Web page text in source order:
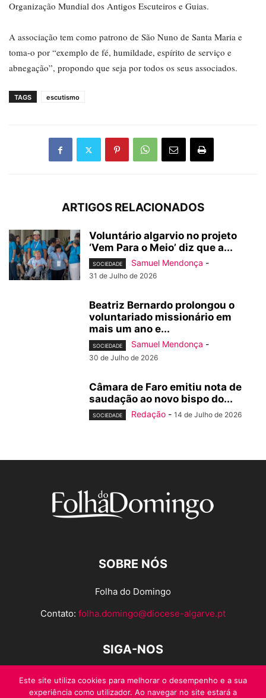
Organização Mundial dos Antigos Escuteiros e Guias.
A associação tem como patrono de São Nuno de Santa Maria e
toma-o por “exemplo de fé, humildade, espírito de serviço e
abnegação”, propondo que seja por todos os seus associados.
TAGS escutismo
ARTIGOS RELACIONADOS
Voluntário algarvio no projeto
‘Vem Para o Meio’ diz que a...
SOCIEDADE Samuel Mendonça -
31 de Julho de 2026
Beatriz Bernardo prolongou o
voluntariado missionário em
mais um ano e...
SOCIEDADE Samuel Mendonça -
30 de Julho de 2026
Câmara de Faro emitiu nota de
saudação ao novo bispo do...
SOCIEDADE Redação - 14 de Julho de 2026
SOBRE NÓS
Folha do Domingo
Contato: folha.domingo@diocese-algarve.pt
SIGA-NOS
Este site utiliza cookies para melhorar o desempenho e a sua
experiência como utilizador. Ao navegar no site estará a